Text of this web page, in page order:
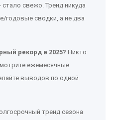
свежо. Тренд никуда
годовые сводки, а не два
рекорд в 2025? Никто
ежемесячные
выводов по одной
тренд сезона